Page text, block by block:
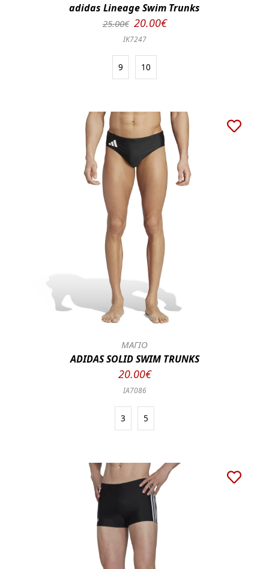
adidas Lineage Swim Trunks
25.00€ 20.00€
IK7247
9 10
ΜΑΓΙΟ
ADIDAS SOLID SWIM TRUNKS
20.00€
IA7086
3 5